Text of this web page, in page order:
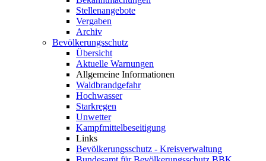
Stellenangebote
Vergaben
Archiv
Bevölkerungsschutz
Übersicht
Aktuelle Warnungen
Allgemeine Informationen
Waldbrandgefahr
Hochwasser
Starkregen
Unwetter
Kampfmittelbeseitigung
Links
Bevölkerungsschutz - Kreisverwaltung